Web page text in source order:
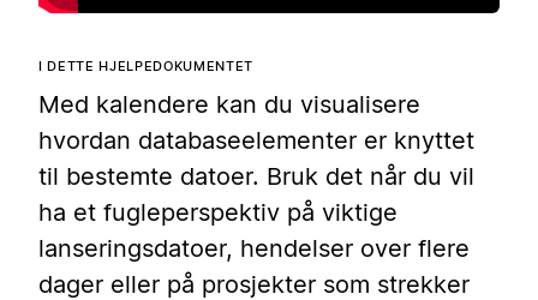
I DETTE HJELPEDOKUMENTET
Med kalendere kan du visualisere
hvordan databaseelementer er knyttet
til bestemte datoer. Bruk det når du vil
ha et fugleperspektiv på viktige
lanseringsdatoer, hendelser over flere
dager eller på prosjekter som strekker